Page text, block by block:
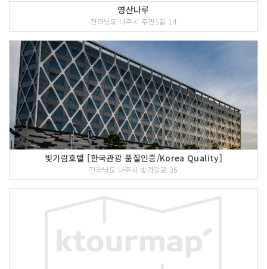
영산나루
전라남도 나주시 주면1길 14
빛가람호텔 [한국관광 품질인증/Korea Quality]
전라남도 나주시 빛가람로 36